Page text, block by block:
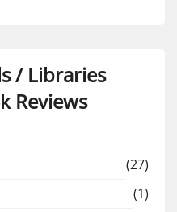
/ Libraries
Reviews
(27)
(1)